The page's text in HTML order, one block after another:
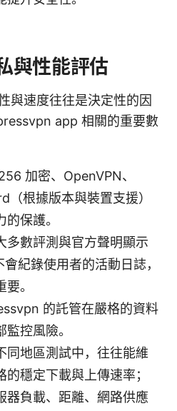
與性能評估
與速度往往是決定性的因
app 相關的重要數
加密、OpenVPN、
（根據版本與裝置支援）
保護。
多數評測與官方聲明顯示
紀錄使用者的活動日誌，
。
的託管在嚴格的資料
控風險。
同地區測試中，往往能維
穩定下載與上傳速率；
器負載、距離、網路供應